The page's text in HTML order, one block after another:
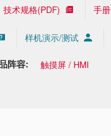
技术规格(PDF) 手册
样机演示/测试
阵容: 触摸屏 / HMI